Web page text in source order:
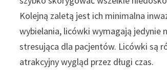
Kolejną zaletą jest ich minimalna
wybielania, licówki wymagają jedynie
stresująca dla pacjentów. Licówki są
atrakcyjny wygląd przez długi czas.